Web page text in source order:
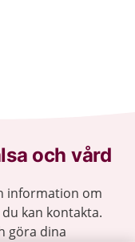
och vård
information om
kan kontakta.
göra dina